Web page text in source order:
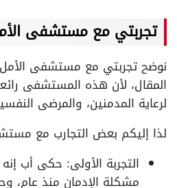
تجربتي مع مستشفى
نوضح تجربتي مع مستشفى
المقال، لأن هذه المستشفى
لرعاية المدمنين، والمرضى
لذا إليكم بعض التجارب مع
التجربة الأولى: حكى أب
مشكلة الإدمان منذ عام،